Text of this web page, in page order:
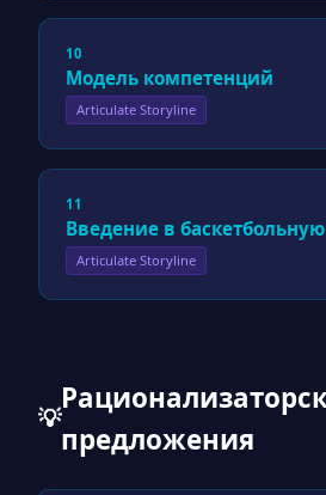
10
Модель компетенций
Articulate Storyline
11
Введение в
Articulate Storyline
💡
предложения